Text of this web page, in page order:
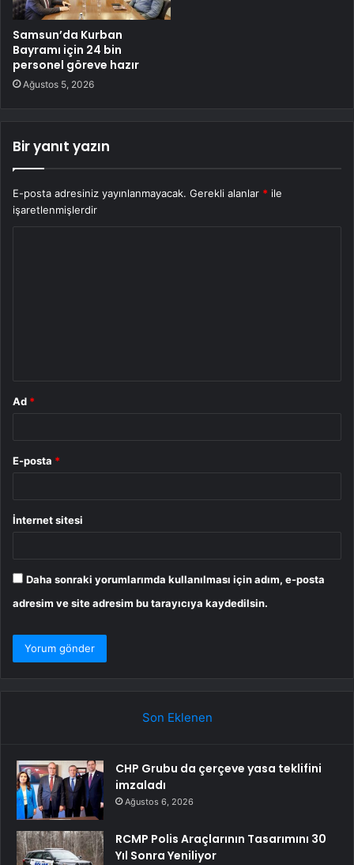
Samsun’da Kurban
Bayramı için 24 bin
personel göreve hazır
Ağustos 5, 2026
Bir yanıt yazın
E-posta adresiniz yayınlanmayacak. Gerekli alanlar * ile
işaretlenmişlerdir
Ad *
E-posta *
İnternet sitesi
Daha sonraki yorumlarımda kullanılması için adım, e-posta
adresim ve site adresim bu tarayıcıya kaydedilsin.
Son Eklenen
CHP Grubu da çerçeve yasa teklifini
imzaladı
Ağustos 6, 2026
RCMP Polis Araçlarının Tasarımını 30
Yıl Sonra Yeniliyor